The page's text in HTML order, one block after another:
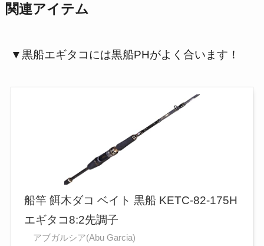
関連アイテム
▼黒船エギタコには黒船PHがよく合います！
船竿 餌木ダコ ベイト 黒船 KETC-82-175H
エギタコ8:2先調子
アブガルシア(Abu Garcia)